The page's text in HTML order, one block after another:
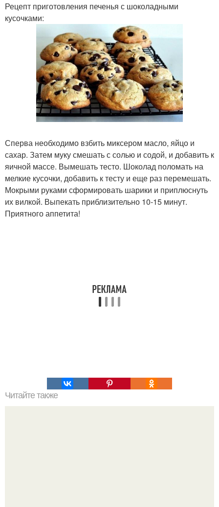
Рецепт приготовления печенья с шоколадными
кусочками:
Сперва необходимо взбить миксером масло, яйцо и
сахар. Затем муку смешать с солью и содой, и добавить к
яичной массе. Вымешать тесто. Шоколад поломать на
мелкие кусочки, добавить к тесту и еще раз перемешать.
Мокрыми руками сформировать шарики и приплюснуть
их вилкой. Выпекать приблизительно 10-15 минут.
Приятного аппетита!
Читайте также